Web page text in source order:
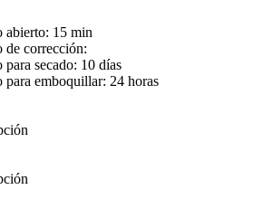
abierto: 15 min
de corrección:
para secado: 10 días
para emboquillar: 24 horas